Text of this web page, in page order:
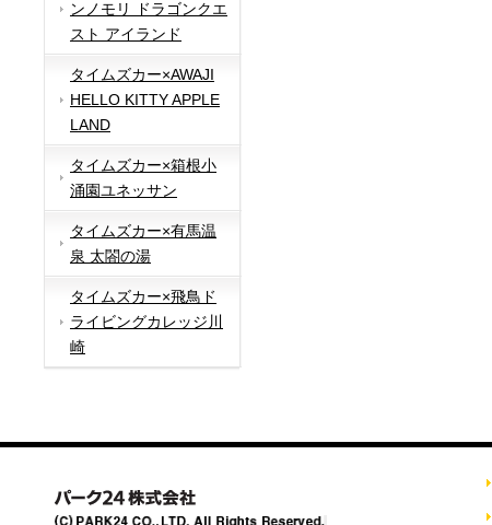
ンノモリ ドラゴンクエ
スト アイランド
タイムズカー×AWAJI
HELLO KITTY APPLE
LAND
タイムズカー×箱根小
涌園ユネッサン
タイムズカー×有馬温
泉 太閤の湯
タイムズカー×飛鳥ド
ライビングカレッジ川
崎